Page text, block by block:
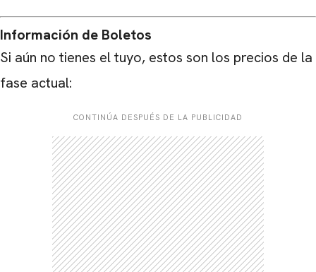
Información de Boletos
Si aún no tienes el tuyo, estos son los precios de la
fase actual:
CONTINÚA DESPUÉS DE LA PUBLICIDAD